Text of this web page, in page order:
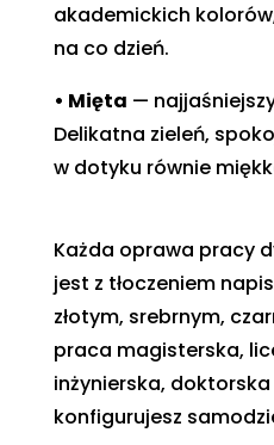
akademickich
na co dzień.
• Mięta —
Delikatna zieleń,
w dotyku równie
Każda oprawa pracy
jest z tłoczeniem
złotym, srebrnym,
praca magisterska,
inżynierska,
konfigurujesz